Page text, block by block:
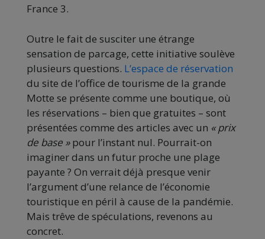
France 3.
Outre le fait de susciter une étrange
sensation de parcage, cette initiative soulève
plusieurs questions. L’espace de réservation
du site de l’office de tourisme de la grande
Motte se présente comme une boutique, où
les réservations – bien que gratuites – sont
présentées comme des articles avec un « prix
de base »pour l’instant nul. Pourrait-on
imaginer dans un futur proche une plage
payante ? On verrait déjà presque venir
l’argument d’une relance de l’économie
touristique en péril à cause de la pandémie.
Mais trêve de spéculations, revenons au
concret.